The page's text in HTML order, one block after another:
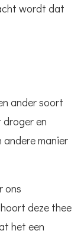
wordt dat
ander soort
droger en
manier
ons
deze thee
het een